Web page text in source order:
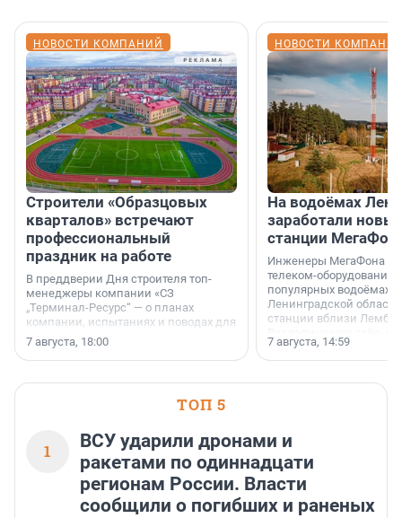
НОВОСТИ КОМПАНИЙ
Строители «Образцовых
кварталов» встречают
профессиональный
праздник на работе
В преддверии Дня строителя топ-
менеджеры компании «СЗ
„Терминал-Ресурс“ — о планах
компании, испытаниях и поводах для
осторожного оптимизма.
7 августа, 18:00
НОВОСТИ
На водоёмах
заработали
станции
Инженеры МегаФона
телеком-оборудование
популярных водоёмах
Ленинградской
станции вблизи
недалеко от Большого
водопада.
7 августа, 14:59
ТОП 5
1
ВСУ ударили дронами и
ракетами по одиннадцати
регионам России. Власти
сообщили о погибших и раненых